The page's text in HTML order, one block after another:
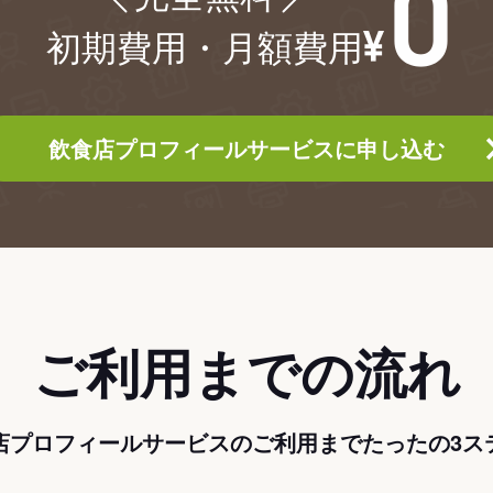
初期費用・月額費用
飲食店プロフィールサービスに申し込む
ご利用までの流れ
プロフィールサービスのご利用までたったの3ス